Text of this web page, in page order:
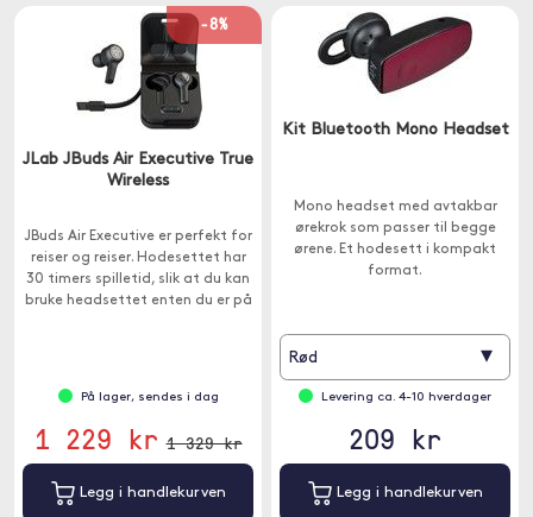
-8%
JLab JBuds Air Executive True
Wireless
JBuds Air Executive er perfekt for
reiser og reiser. Hodesettet har
30 timers spilletid, slik at du kan
bruke headsettet enten du er på
På lager, sendes i dag
1 229 kr 1 329 kr
Legg i handlekurven
Kit Bluetooth Mono Headset
Mono headset med avtakbar
ørekrok som passer til begge
ørene. Et hodesett i kompakt
format.
Rød ▾
Levering ca. 4-10 hverdager
209 kr
Legg i handlekurven